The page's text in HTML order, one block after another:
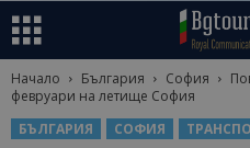
Начало България София
февруари на летище София
БЪЛГАРИЯ
СОФИЯ